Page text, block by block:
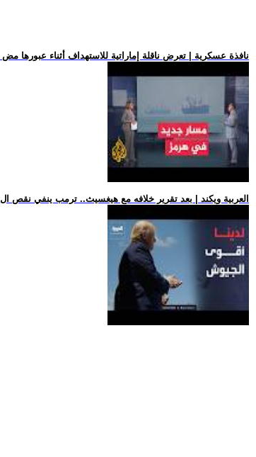
.. نافذة عسكرية | تعرض ناقلة إماراتية للاستهداف أثناء عبورها مض
.. العربية ويكند | بعد تقرير خلافه مع هيغسيث.. ترمب ينفي نقص ال